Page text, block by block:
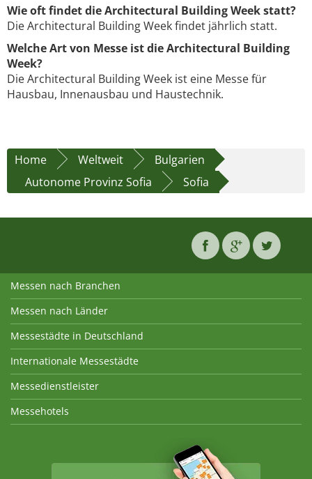
Wie oft findet die Architectural Building Week statt?
Die Architectural Building Week findet jährlich statt.
Welche Art von Messe ist die Architectural Building
Week?
Die Architectural Building Week ist eine Messe für
Hausbau, Innenausbau und Haustechnik.
Home Weltweit
Bulgarien
Autonome Provinz Sofia
Sofia
Messen nach Branchen
Messen nach Länder
Messestädte in Deutschland
Internationale Messestädte
Messedienstleister
Messehotels